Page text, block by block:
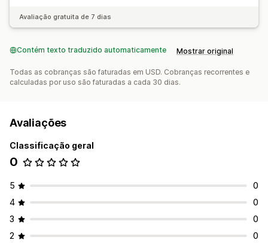
Avaliação gratuita de 7 dias
Contém texto traduzido automaticamente Mostrar original
Todas as cobranças são faturadas em USD. Cobranças recorrentes e
calculadas por uso são faturadas a cada 30 dias.
Avaliações
Classificação geral
0
5
0
4
0
3
0
2
0